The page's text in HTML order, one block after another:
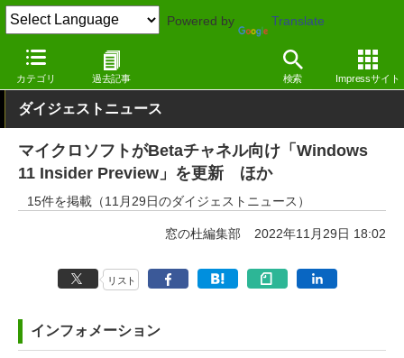
Powered by Translate
カテゴリ 過去記事 検索 Impressサイト
窓の杜 その他の話題 アップデート
ダイジェストニュース
マイクロソフトがBetaチャネル向け「Windows
11 Insider Preview」を更新 ほか
15件を掲載（11月29日のダイジェストニュース）
窓の杜編集部 2022年11月29日 18:02
リスト
インフォメーション